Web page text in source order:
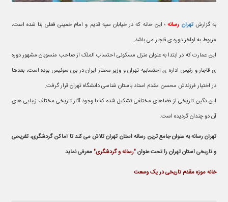
به گزارش تهران رسانه ؛ این خانه که در خیابان سپه قدیم و امام خمینی فعلی بنا شده است،
مربوط به اواخر دوره ی قاجار می باشد.
این عمارت که در ابتدا به عنوان منزل مسکونی احتساب الملک از صاحب منسوبان مشهور دوره
ی قاجار و رئیس اداره ی احتسابیه تهران و وزیر مختار ایران در برن سوئیس بوده است، بعدها
در اختیار فرزندش محسن مقدم استاد باستان شناسی دانشگاه تهران قرار گرفت.
این نگین تاریخی از فضاهای مختلفی تشکیل شده که با وجود آثار تاریخی مختلف زیبایی های
آن دو چندان گردیده است.
تهران رسانه به عنوان جامع ترین رسانه استان تهران تلاش می کند تا اماکن گردشگری، تفریحی
و تاریخی استان تهران را تحت عنوان"رسانه و گردشگری" معرفی نماید
خانه موزه مقدم تاریخی در یک وسعت